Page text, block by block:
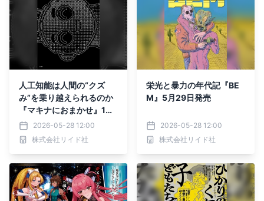
人工知能は人間の“クズ
み”を乗り越えられるのか
『マキナにおまかせ』1
巻 5月29日発売
2026-05-28 12:00
株式会社リイド社
栄光と暴力の年代記『BE
M』5月29日発売
2026-05-28 12:00
株式会社リイド社